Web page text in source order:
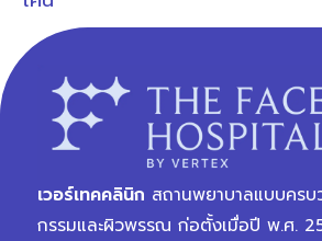
เวอร์เทคคลินิก สถานพยาบาลแบบคร
กรรมและผิวพรรณ ก่อตั้งเมื่อปี พ.ศ.